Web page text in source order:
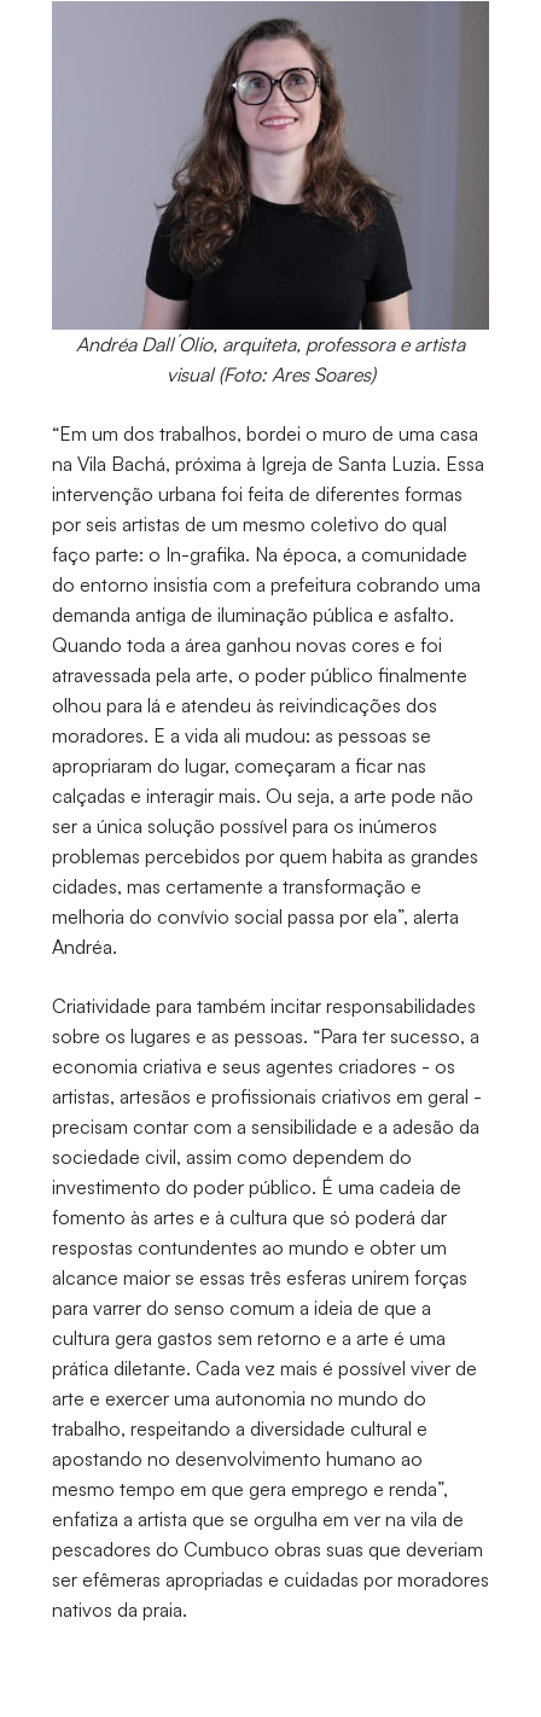
Andréa Dall´Olio, arquiteta, professora e artista
visual (Foto: Ares Soares)
“Em um dos trabalhos, bordei o muro de uma casa
na Vila Bachá, próxima à Igreja de Santa Luzia. Essa
intervenção urbana foi feita de diferentes formas
por seis artistas de um mesmo coletivo do qual
faço parte: o In-grafika. Na época, a comunidade
do entorno insistia com a prefeitura cobrando uma
demanda antiga de iluminação pública e asfalto.
Quando toda a área ganhou novas cores e foi
atravessada pela arte, o poder público finalmente
olhou para lá e atendeu às reivindicações dos
moradores. E a vida ali mudou: as pessoas se
apropriaram do lugar, começaram a ficar nas
calçadas e interagir mais. Ou seja, a arte pode não
ser a única solução possível para os inúmeros
problemas percebidos por quem habita as grandes
cidades, mas certamente a transformação e
melhoria do convívio social passa por ela”, alerta
Andréa.
Criatividade para também incitar responsabilidades
sobre os lugares e as pessoas. “Para ter sucesso, a
economia criativa e seus agentes criadores - os
artistas, artesãos e profissionais criativos em geral -
precisam contar com a sensibilidade e a adesão da
sociedade civil, assim como dependem do
investimento do poder público. É uma cadeia de
fomento às artes e à cultura que só poderá dar
respostas contundentes ao mundo e obter um
alcance maior se essas três esferas unirem forças
para varrer do senso comum a ideia de que a
cultura gera gastos sem retorno e a arte é uma
prática diletante. Cada vez mais é possível viver de
arte e exercer uma autonomia no mundo do
trabalho, respeitando a diversidade cultural e
apostando no desenvolvimento humano ao
mesmo tempo em que gera emprego e renda”,
enfatiza a artista que se orgulha em ver na vila de
pescadores do Cumbuco obras suas que deveriam
ser efêmeras apropriadas e cuidadas por moradores
nativos da praia.